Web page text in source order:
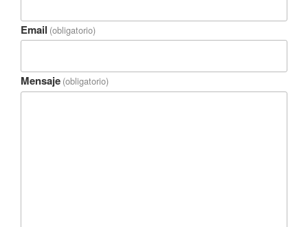
Email (obligatorio)
Mensaje (obligatorio)